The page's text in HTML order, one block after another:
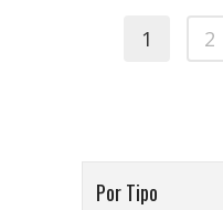
1 2
Por Tipo